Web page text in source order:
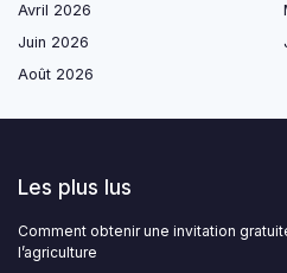
Avril 2026
Juin 2026
Août 2026
Les plus lus
Comment obtenir une invitation
l’agriculture